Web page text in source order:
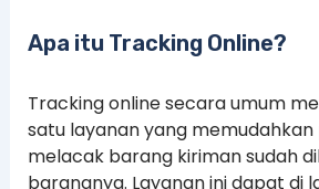
Apa itu Tracking Online?
Tracking online secara umum
satu layanan yang
melacak barang kiriman sudah
barangnya. Layanan ini dapat di